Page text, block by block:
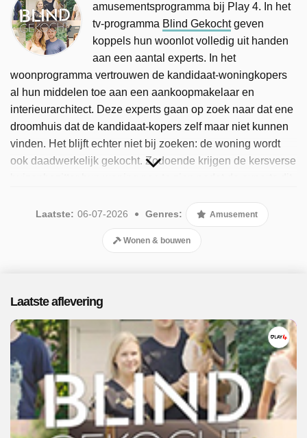
amusementsprogramma bij Play 4. In het
tv-programma Blind Gekochtgeven
koppels hun woonlot volledig uit handen
aan een aantal experts. In het
woonprogramma vertrouwen de kandidaat-woningkopers
al hun middelen toe aan een aankoopmakelaar en
interieurarchitect. Deze experts gaan op zoek naar dat ene
droomhuis dat de kandidaat-kopers zelf maar niet kunnen
vinden. Het blijft echter niet bij zoeken: de woning wordt
ook daadwerkelijk gekocht. Zodoende krijgen de kersverse
er gebeurt wanneer zij zo’n belangrijke beslissing uit
handen geven. Zijn ze blij met hun nieuwe huis of hadden
ze achteraf toch liever zelf een huis uitgezocht? Sinds
Laatste: 06-07-2026 Genres: Amusement
Wonen & bouwen
Laatste aflevering